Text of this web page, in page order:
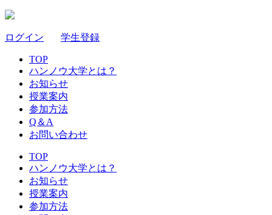
ログイン 学生登録
TOP
ハンノウ大学とは？
お知らせ
授業案内
参加方法
Q＆A
お問い合わせ
TOP
ハンノウ大学とは？
お知らせ
授業案内
参加方法